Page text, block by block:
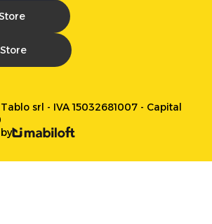
srl - IVA 15032681007 - Capital